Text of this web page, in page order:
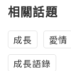
相關話題
成長 愛情
成長語錄